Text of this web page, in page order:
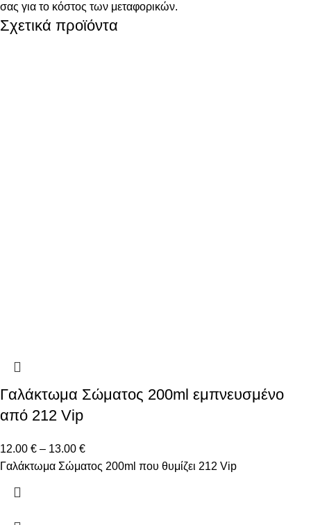
σας για το κόστος των μεταφορικών.
Σχετικά προϊόντα
Γαλάκτωμα Σώματος 200ml εμπνευσμένο
από 212 Vip
12.00 € – 13.00 €
Γαλάκτωμα Σώματος 200ml που θυμίζει 212 Vip